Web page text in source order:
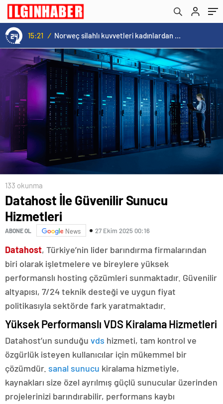
15:21 / Norweç silahlı kuvvetleri kadınlardan oluşan özel kuvvetler eğitimlerini başlattı.
133 okunma
Datahost İle Güvenilir Sunucu
Hizmetleri
ABONE OL News 27 Ekim 2025 00:16
Datahost, Türkiye’nin lider barındırma firmalarından
biri olarak işletmelere ve bireylere yüksek
performanslı hosting çözümleri sunmaktadır. Güvenilir
altyapısı, 7/24 teknik desteği ve uygun fiyat
politikasıyla sektörde fark yaratmaktadır.
Yüksek Performanslı VDS Kiralama Hizmetleri
Datahost’un sunduğu vds hizmeti, tam kontrol ve
özgürlük isteyen kullanıcılar için mükemmel bir
çözümdür. sanal sunucu kiralama hizmetiyle,
kaynakları size özel ayrılmış güçlü sunucular üzerinden
projelerinizi barındırabilir, performans kaybı